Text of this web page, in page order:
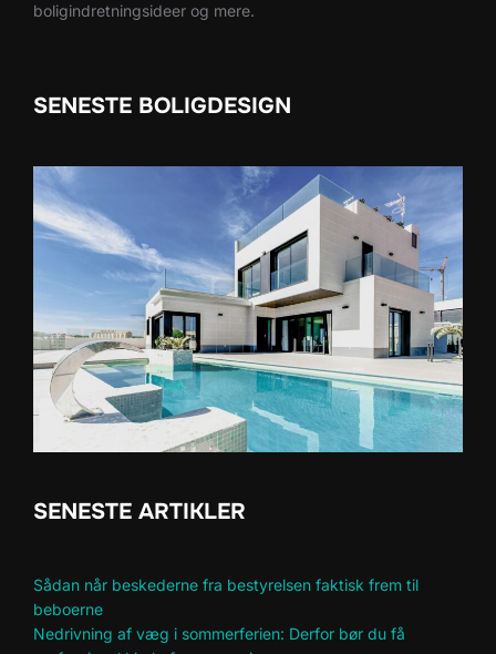
boligindretningsideer og mere.
SENESTE BOLIGDESIGN
SENESTE ARTIKLER
Sådan når beskederne fra bestyrelsen faktisk frem til
beboerne
Nedrivning af væg i sommerferien: Derfor bør du få